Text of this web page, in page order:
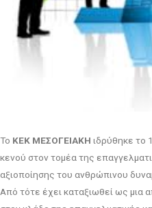
Το ΚΕΚ ΜΕΣΟΓΕΙΑΚΗ ιδρύθηκε το
κενού στον τομέα της
αξιοποίησης του ανθρώπινου
Από τότε έχει καταξιωθεί ως μια